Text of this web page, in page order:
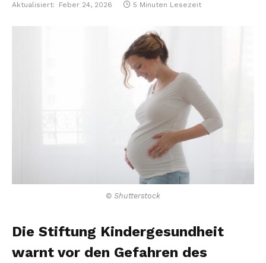
Aktualisiert:
Feber 24, 2026 5 Minuten Lesezeit
© Shutterstock
Die Stiftung Kindergesundheit
warnt vor den Gefahren des